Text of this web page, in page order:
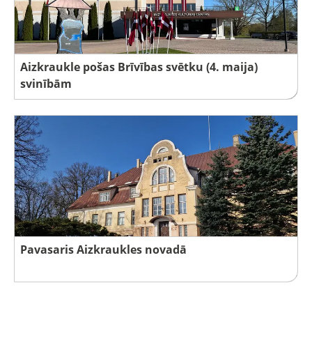
Aizkraukle pošas Brīvības svētku (4. maija)
svinībām
Pavasaris Aizkraukles novadā